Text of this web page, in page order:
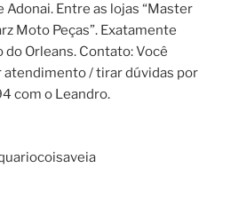
Adonai. Entre as lojas “Master
Moto Peças”. Exatamente
Orleans. Contato: Você
atendimento / tirar dúvidas por
com o Leandro.